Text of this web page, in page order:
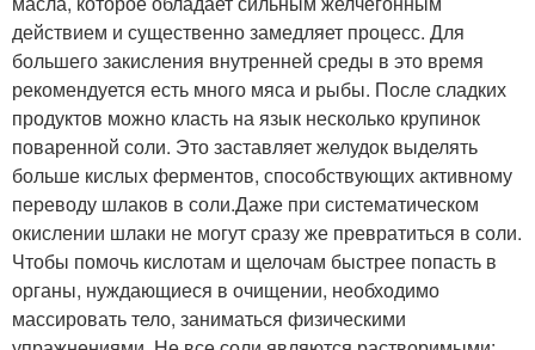
действием и существенно замедляет процесс. Для
большего закисления внутренней среды в это время
рекомендуется есть много мяса и рыбы. После сладких
продуктов можно класть на язык несколько крупинок
поваренной соли. Это заставляет желудок выделять
больше кислых ферментов, способствующих активному
переводу шлаков в соли.Даже при систематическом
окислении шлаки не могут сразу же превратиться в соли.
Чтобы помочь кислотам и щелочам быстрее попасть в
органы, нуждающиеся в очищении, необходимо
массировать тело, заниматься физическими